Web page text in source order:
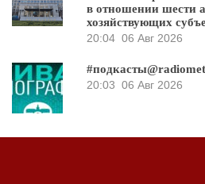
в отношении шести
хозяйствующих
20:04 06 Авг 2026
20:03 06 Авг 2026